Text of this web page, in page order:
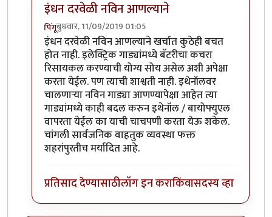
इंधन दरवेळी नविन आणल्याने
पिंगूबुधवार, 11/09/2019 01:05
In reply toएक वेगळाच मुद्दाbyराजेंद्र मेहेंदळे
इंधन दरवेळी नविन आणल्याने खर्चात कुठेही बचत
होत नाही. इलेक्ट्रिक गाड्यांमध्ये बॅटरीचा कचरा
रिसायकल करण्याची योग्य सोय असेल अशी अपेक्षा
करता येईल. पण त्याची शाश्वती नाही. इथेनॉलवर
चालणार्‍या नविन गाड्या आणण्यापेक्षा आहेत त्या
गाड्यांमध्ये काही बदल करुन इथेनॉल / बायोफ्युएल
वापरता येईल का याची चाचपणी करता येऊ शकेल.
चांगली सार्वजनिक वाहतुक व्यवस्था फक्त
शहरांपुरतीच मर्यादित आहे.
प्रतिसाद देण्यासाठीलॉग इन कराकिंवासदस्य व्हा